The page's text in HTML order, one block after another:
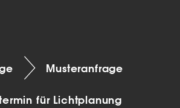
Musteranfrage
für Lichtplanung